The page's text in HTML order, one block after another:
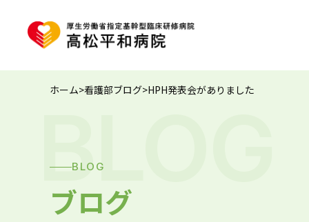
ホーム>看護部ブログ>HPH発表会がありました
BLOG
BLOG
ブログ